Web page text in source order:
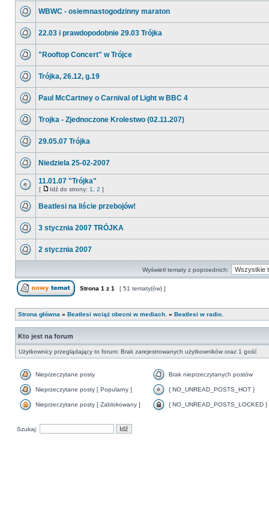
WBWC - osiemnastogodzinny maraton
22.03 i prawdopodobnie 29.03 Trójka
"Rooftop Concert" w Trójce
Trójka, 26.12, g.19
Paul McCartney o Carnival of Light w BBC 4
Trojka - Zjednoczone Krolestwo (02.11.207)
29.05.07 Trójka
Niedziela 25-02-2007
11.01.07 "Trójka"
[ Idź do strony: 1 2 ]
Beatlesi na liście przebojów!
3 stycznia 2007 TRÓJKA
2 stycznia 2007
Wyświetl tematy z poprzednich:
Strona 1 z 1 [ 51 tematy(ów) ]
Strona główna » Beatlesi wciąż obecni w mediach. » Beatlesi w radio.
Kto jest na forum
Użytkownicy przeglądający to forum: Brak zarejestrowanych użytkowników oraz 1 gość
Nieprzeczytane posty Brak nieprzeczytanych postów
Nieprzeczytane posty [ Popularny ] { NO_UNREAD_POSTS_HOT }
Nieprzeczytane posty [ Zablokowany ] { NO_UNREAD_POSTS_LOCKED }
Szukaj: